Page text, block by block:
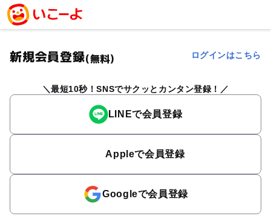
新規会員登録(無料) ログインはこちら
最短10秒！SNSでサクッとカンタン登録！
LINEで会員登録
Appleで会員登録
Googleで会員登録